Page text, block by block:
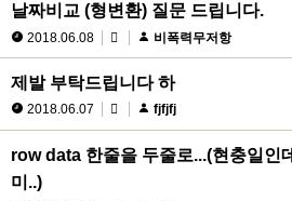
날짜비교 (형변환) 질문 드립니다.
2018.06.08 비폭력무저항
제발 부탁드립니다 하
2018.06.07 fjfjfj
row data 한줄을 두줄로...(현충일인
미..)